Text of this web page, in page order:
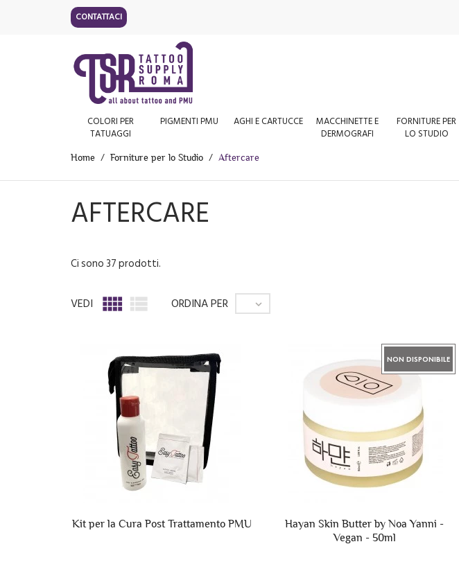
CONTATTACI
COLORI PER
TATUAGGI
PIGMENTI PMU AGHI E CARTUCCE
MACCHINETTE E
DERMOGRAFI
FORNITURE PER
LO STUDIO
Home Forniture per lo Studio Aftercare
AFTERCARE
Ci sono 37 prodotti.
VEDI   ORDINA PER 
Kit per la Cura Post Trattamento PMU
NON DISPONIBILE
Hayan Skin Butter by Noa Yanni -
Vegan - 50ml